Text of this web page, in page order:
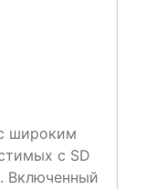
широким
с SD
Включенный